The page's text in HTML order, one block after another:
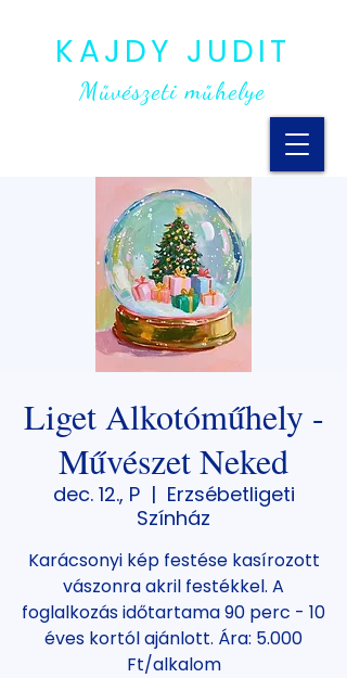
KAJDY JUDIT
Művészeti műhelye
Liget Alkotóműhely -
Művészet Neked
dec. 12., P
  |
Erzsébetligeti
Színház
Karácsonyi kép festése kasírozott
vászonra akril festékkel. A
foglalkozás időtartama 90 perc - 10
éves kortól ajánlott. Ára: 5.000
Ft/alkalom